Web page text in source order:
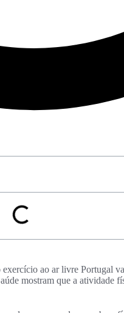
ao ar livre Portugal
mostram que a atividade